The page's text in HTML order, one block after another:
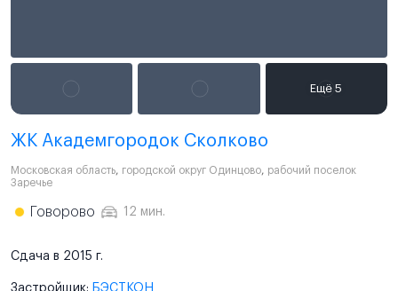
ЖК Академгородок Сколково
Московская область, городской округ Одинцово, рабочий поселок
Заречье
Говорово 12 мин.
Сдача в 2015 г.
Застройщик: БЭСТКОН